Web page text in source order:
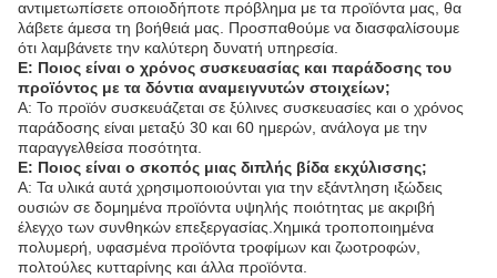
αντιμετωπίσετε οποιοδήποτε πρόβλημα με τα προϊόντα μας, θα
λάβετε άμεσα τη βοήθειά μας. Προσπαθούμε να διασφαλίσουμε
ότι λαμβάνετε την καλύτερη δυνατή υπηρεσία.
Ε: Ποιος είναι ο χρόνος συσκευασίας και παράδοσης του
προϊόντος με τα δόντια αναμειγνυτών στοιχείων;
Α: Το προϊόν συσκευάζεται σε ξύλινες συσκευασίες και ο χρόνος
παράδοσης είναι μεταξύ 30 και 60 ημερών, ανάλογα με την
παραγγελθείσα ποσότητα.
Ε: Ποιος είναι ο σκοπός μιας διπλής βίδα εκχύλισσης;
Α: Τα υλικά αυτά χρησιμοποιούνται για την εξάντληση ιξώδεις
ουσιών σε δομημένα προϊόντα υψηλής ποιότητας με ακριβή
έλεγχο των συνθηκών επεξεργασίας.Χημικά τροποποιημένα
πολυμερή, υφασμένα προϊόντα τροφίμων και ζωοτροφών,
πολτούλες κυτταρίνης και άλλα προϊόντα.